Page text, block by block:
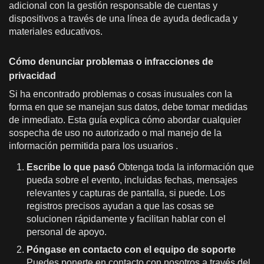
adicional con la gestión responsable de cuentas y
dispositivos a través de una línea de ayuda dedicada y
materiales educativos.
Cómo denunciar problemas o infracciones de
privacidad
Si ha encontrado problemas o cosas inusuales con la
forma en que se manejan sus datos, debe tomar medidas
de inmediato. Esta guía explica cómo abordar cualquier
sospecha de uso no autorizado o mal manejo de la
información permitida para los usuarios .
Escribe lo que pasó Obtenga toda la información que
pueda sobre el evento, incluidas fechas, mensajes
relevantes y capturas de pantalla, si puede. Los
registros precisos ayudan a que las cosas se
solucionen rápidamente y facilitan hablar con el
personal de apoyo.
Póngase en contacto con el equipo de soporte